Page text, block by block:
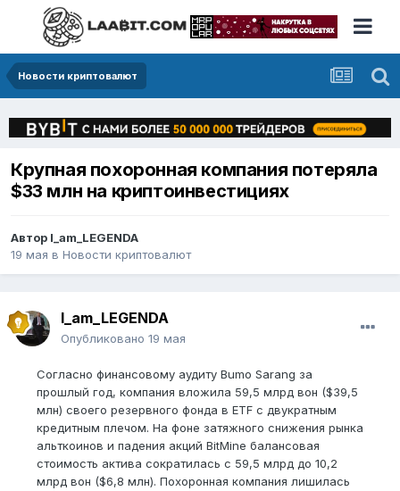
Новости криптовалют
Крупная похоронная компания потеряла
$33 млн на криптоинвестициях
Автор I_am_LEGENDA
19 мая в Новости криптовалют
I_am_LEGENDA
Опубликовано 19 мая
Согласно финансовому аудиту Bumo Sarang за
прошлый год, компания вложила 59,5 млрд вон ($39,5
млн) своего резервного фонда в ETF с двукратным
кредитным плечом. На фоне затяжного снижения рынка
альткоинов и падения акций BitMine балансовая
стоимость актива сократилась с 59,5 млрд до 10,2
млрд вон ($6,8 млн). Похоронная компания лишилась